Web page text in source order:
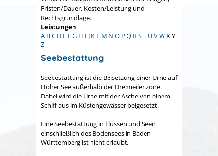
Fristen/Dauer, Kosten/Leistung und
Rechtsgrundlage.
Leistungen
A BC D E FG H I J K L M N O P Q RST UVWX Y
Z
Seebestattung
Seebestattung ist die Beisetzung einer Urne auf
Hoher See außerhalb der Dreimeilenzone.
Dabei wird die Urne mit der Asche von einem
Schiff aus im Küstengewässer beigesetzt.
Eine Seebestattung in Flüssen und Seen
einschließlich des Bodensees in Baden-
Württemberg ist nicht erlaubt.